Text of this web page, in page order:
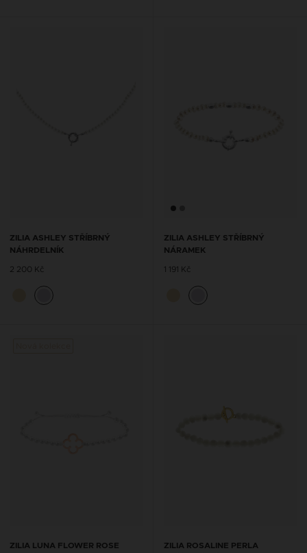
ZILIA ASHLEY STŘÍBRNÝ
NÁHRDELNÍK
2 200 Kč
ZILIA ASHLEY STŘÍBRNÝ
NÁRAMEK
1 191 Kč
ZILIA LUNA FLOWER ROSE
ZILIA ROSALINE PERLA